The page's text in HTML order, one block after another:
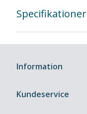
Specifikationer
Information
Kundeservice